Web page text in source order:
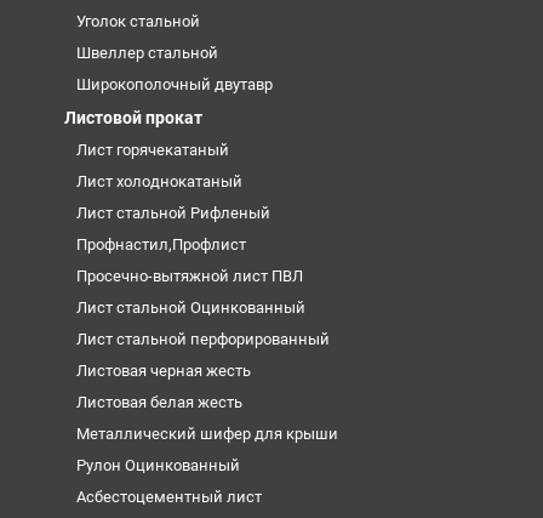
Уголок стальной
Швеллер стальной
Широкополочный двутавр
Листовой прокат
Лист горячекатаный
Лист холоднокатаный
Лист стальной Рифленый
Профнастил,Профлист
Просечно-вытяжной лист ПВЛ
Лист стальной Оцинкованный
Лист стальной перфорированный
Листовая черная жесть
Листовая белая жесть
Металлический шифер для крыши
Рулон Оцинкованный
Асбестоцементный лист